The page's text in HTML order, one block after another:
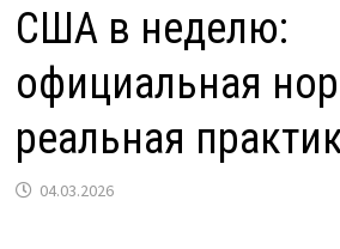
США в неделю:
официальная
реальная
04.03.2026